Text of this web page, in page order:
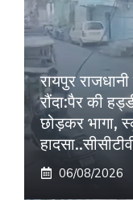
रायपुर
रौंदा:पैर की
छोड़कर भागा,
06/08/2026